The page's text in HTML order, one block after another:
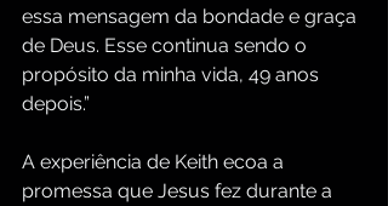
essa mensagem da bondade e graça
de Deus. Esse continua sendo o
propósito da minha vida, 49 anos
depois.”
A experiência de Keith ecoa a
promessa que Jesus fez durante a